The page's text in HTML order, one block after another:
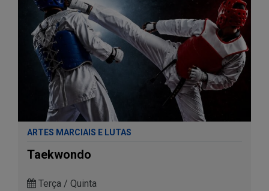
ARTES MARCIAIS E LUTAS
Taekwondo
Terça / Quinta